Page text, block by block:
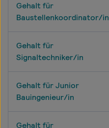
Gehalt für
Baustellenkoordinator/in
Gehalt für
Signaltechniker/in
Gehalt für Junior
Bauingenieur/in
Gehalt für